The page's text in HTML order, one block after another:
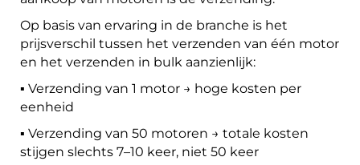
Op basis van ervaring in de branche is het
prijsverschil tussen het verzenden van één motor
en het verzenden in bulk aanzienlijk:
▪️ Verzending van 1 motor → hoge kosten per
eenheid
▪️ Verzending van 50 motoren → totale kosten
stijgen slechts 7–10 keer, niet 50 keer